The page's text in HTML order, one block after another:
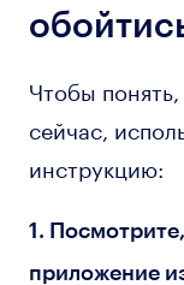
Чтобы
сейчас,
инструкцию:
1.
приложение